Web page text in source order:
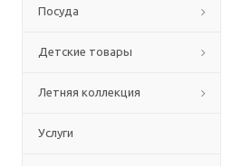
Посуда
Детские товары
Летняя коллекция
Услуги